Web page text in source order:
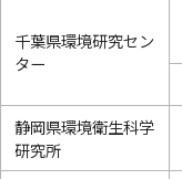
千葉県環境研究セン
ター
静岡県環境衛生科学
研究所